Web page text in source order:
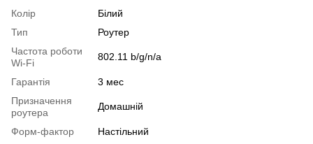
Колір
Білий
Тип
Роутер
Частота роботи
Wi-Fi
802.11 b/g/n/a
Гарантія
3 мес
Призначення
роутера
Домашній
Форм-фактор
Настільний